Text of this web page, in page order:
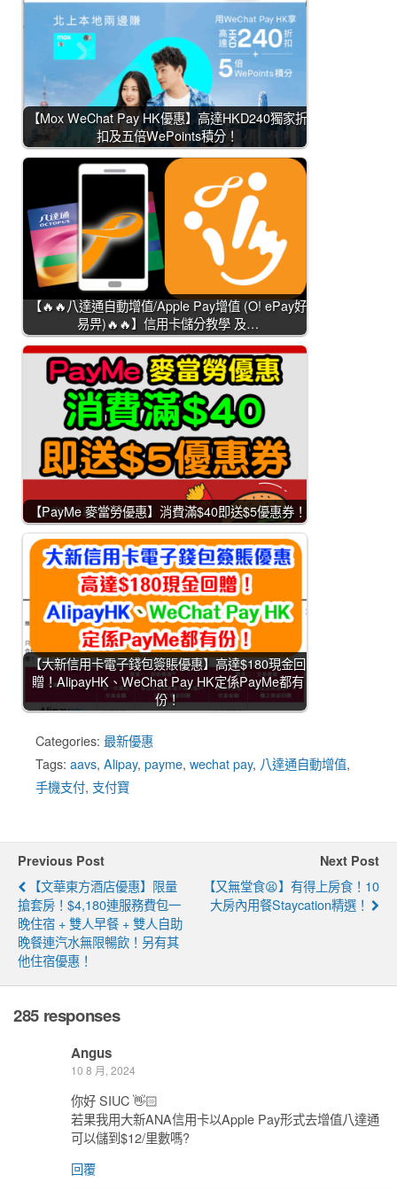
【Mox WeChat Pay HK優惠】高達HKD240獨家折
扣及五倍WePoints積分！
【🔥🔥八達通自動增值/Apple Pay增值 (O! ePay好
易畀)🔥🔥】信用卡儲分教學 及…
【PayMe 麥當勞優惠】消費滿$40即送$5優惠券！
【大新信用卡電子錢包簽賬優惠】高達$180現金回
贈！AlipayHK、WeChat Pay HK定係PayMe都有
份！
Categories: 最新優惠
Tags: aavs, Alipay, payme, wechat pay, 八達通自動增值,
手機支付, 支付寶
Previous Post
【文華東方酒店優惠】限量
搶套房！$4,180連服務費包一
晚住宿 + 雙人早餐 + 雙人自助
晚餐連汽水無限暢飲！另有其
他住宿優惠！
Next Post
【又無堂食😫】有得上房食！10
大房內用餐Staycation精選！
285 responses
Angus
10 8 月, 2024
你好 SIUC 👋🏻
若果我用大新ANA信用卡以Apple Pay形式去增值八達通
可以儲到$12/里數嗎?
回覆